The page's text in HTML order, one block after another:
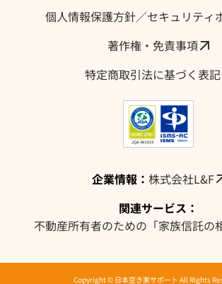
採用情報・求人
個人情報保護方針／セキュリティ
著作権・免責事項
特定商取引法に基づく表記
企業情報： 株式会社L&F
関連サービス：
不動産所有者のための「家族信託の
Copyright © 日本空き家サポート All Rights